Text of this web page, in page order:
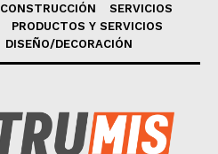
CONSTRUCCIÓN
SERVICIOS
PRODUCTOS Y SERVICIOS
DISEÑO/DECORACIÓN